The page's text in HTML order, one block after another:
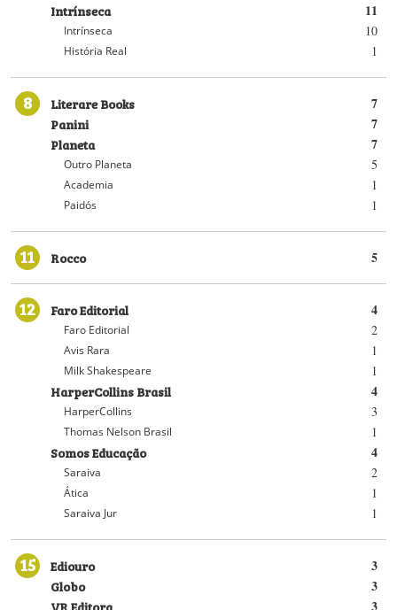
11
Intrínseca
10
Intrínseca
1
História Real
8 7
Literare Books
7
Panini
7
Planeta
5
Outro Planeta
1
Academia
1
Paidós
11 5
Rocco
12 4
Faro Editorial
2
Faro Editorial
1
Avis Rara
1
Milk Shakespeare
4
HarperCollins Brasil
3
HarperCollins
1
Thomas Nelson Brasil
4
Somos Educação
2
Saraiva
1
Ática
1
Saraiva Jur
15 3
Ediouro
3
Globo